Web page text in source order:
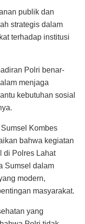
publik dan
strategis dalam
terhadap institusi
Polri benar-
menjaga
kebutuhan sosial
Kombes
bahwa kegiatan
di Polres Lahat
Sumsel dalam
modern,
masyarakat.
yang